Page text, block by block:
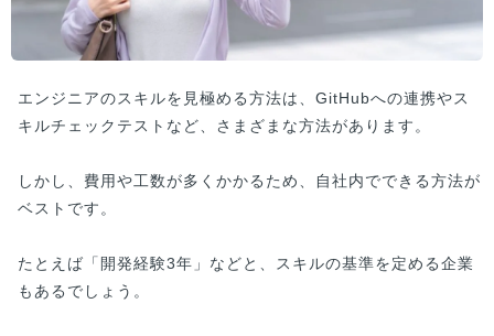
エンジニアのスキルを見極める方法は、GitHubへの連携やス
キルチェックテストなど、さまざまな方法があります。
しかし、費用や工数が多くかかるため、自社内でできる方法が
ベストです。
たとえば「開発経験3年」などと、スキルの基準を定める企業
もあるでしょう。